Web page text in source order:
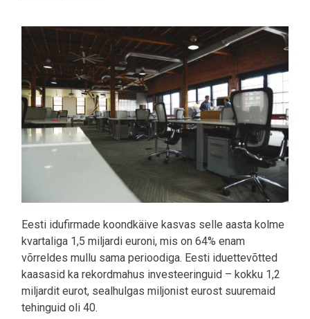
Pilt
Eesti idufirmade koondkäive kasvas selle aasta kolme
kvartaliga 1,5 miljardi euroni, mis on 64% enam
võrreldes mullu sama perioodiga. Eesti iduettevõtted
kaasasid ka rekordmahus investeeringuid – kokku 1,2
miljardit eurot, sealhulgas miljonist eurost suuremaid
tehinguid oli 40.